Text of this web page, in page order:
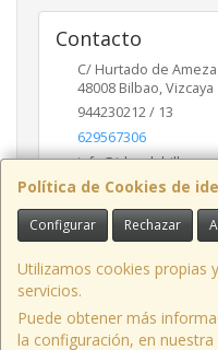
Política de Cookies de
Configurar Rechazar
Utilizamos cookies propias
servicios.
Puede obtener más
la configuración, en nuestra
Contacto
C/ Hurtado de
48008 Bilbao,Vizcaya
944230212 / 13
629567306
Horario
Lunes viernes 10 - 14 y
, , , , España. -